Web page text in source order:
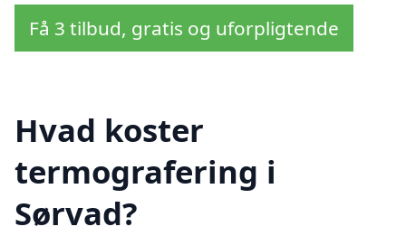
Få 3 tilbud, gratis og uforpligtende
Hvad koster
termografering i
Sørvad?